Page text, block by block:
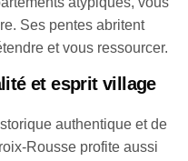
Ses pentes abritent
et vous ressourcer.
et esprit village
authentique et de
Rousse profite aussi